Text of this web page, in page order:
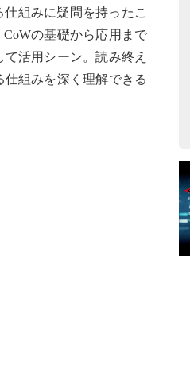
組みに疑問を持ったこ
の基礎から応用まで
活用シーン。読み終え
組みを深く理解できる